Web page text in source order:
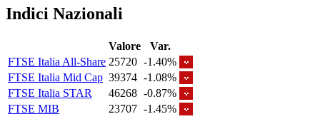
Indici Nazionali
Valore
Var.
FTSE Italia All-Share 25720 -1.40%
FTSE Italia Mid Cap 39374 -1.08%
FTSE Italia STAR
46268 -0.87%
FTSE MIB
23707 -1.45%